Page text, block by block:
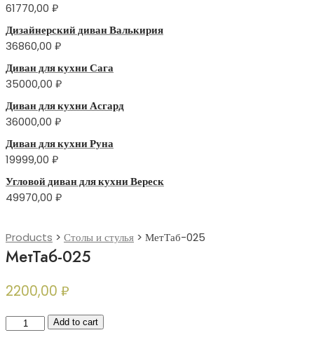
61770,00 ₽
Дизайнерский диван Валькирия
36860,00 ₽
Диван для кухни Сага
35000,00 ₽
Диван для кухни Асгард
36000,00 ₽
Диван для кухни Руна
19999,00 ₽
Угловой диван для кухни Вереск
49970,00 ₽
Products > Столы и стулья > МетТаб-025
МетТаб-025
2200,00 ₽
МетТаб-025Add to cart